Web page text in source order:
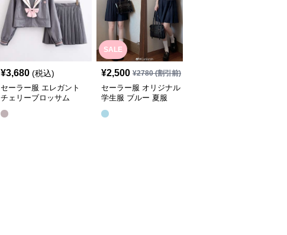
¥3,680 (税込)
セーラー服 エレガント
チェリーブロッサム
SALE
¥2,500 ¥2780(割引前)
セーラー服 オリジナル
学生服 ブルー 夏服